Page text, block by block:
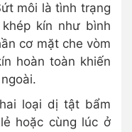
môi là tình trạng
kín như bình
cơ mặt che vòm
hoàn toàn khiến
loại dị tật bẩm
hoặc cùng lúc ở